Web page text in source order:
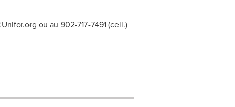
ou au 902-717-7491 (cell.)